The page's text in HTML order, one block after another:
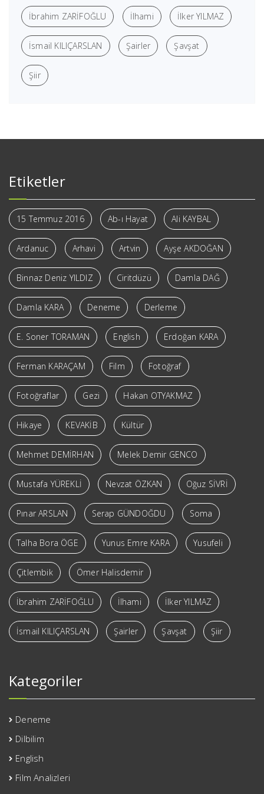
İbrahim ZARİFOĞLU İlhami İlker YILMAZ
İsmail KILIÇARSLAN Şairler Şavşat
Şiir
Etiketler
15 Temmuz 2016 Ab-ı Hayat Ali KAYBAL
Ardanuc Arhavi Artvin Ayşe AKDOĞAN
Binnaz Deniz YILDIZ Ciritdüzü Damla DAĞ
Damla KARA Deneme Derleme
E. Soner TORAMAN English Erdoğan KARA
Ferman KARAÇAM Film Fotoğraf
Fotoğraflar Gezi Hakan OTYAKMAZ
Hikaye KEVAKİB Kültür
Mehmet DEMİRHAN Melek Demir GENCO
Mustafa YÜREKLİ Nevzat ÖZKAN Oğuz SİVRİ
Pınar ARSLAN Serap GÜNDOĞDU Soma
Talha Bora ÖGE Yunus Emre KARA Yusufeli
Çitlembik Ömer Halisdemir
İbrahim ZARİFOĞLU İlhami İlker YILMAZ
İsmail KILIÇARSLAN Şairler Şavşat Şiir
Kategoriler
Deneme
Dilbilim
English
Film Analizleri